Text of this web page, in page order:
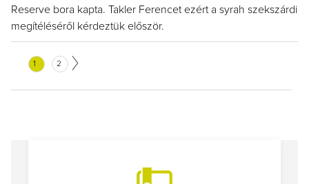
Reserve bora kapta. Takler Ferencet ezért a syrah szekszárdi
megítéléséről kérdeztük először.
1 2